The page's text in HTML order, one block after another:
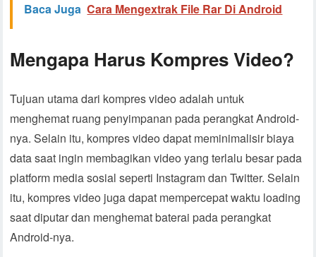
Baca Juga Cara Mengextrak File Rar Di Android
Mengapa Harus Kompres Video?
Tujuan utama dari kompres video adalah untuk
menghemat ruang penyimpanan pada perangkat Android-
nya. Selain itu, kompres video dapat meminimalisir biaya
data saat ingin membagikan video yang terlalu besar pada
platform media sosial seperti Instagram dan Twitter. Selain
itu, kompres video juga dapat mempercepat waktu loading
saat diputar dan menghemat baterai pada perangkat
Android-nya.